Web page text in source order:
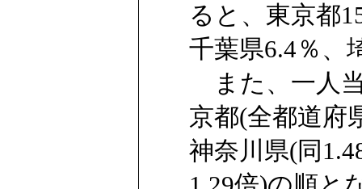
ると、東京都
千葉県6.4％、
また、一人
京都(全都道府
神奈川県(同